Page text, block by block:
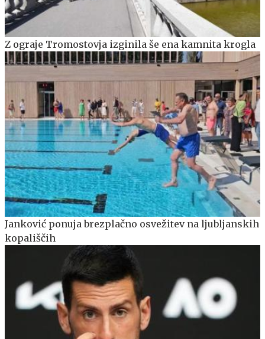
Z ograje Tromostovja izginila še ena kamnita krogla
Janković ponuja brezplačno osvežitev na ljubljanskih
kopališčih